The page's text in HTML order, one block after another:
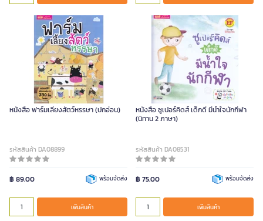
หนังสือ ฟาร์มเลี้ยงสัตว์หรรษา (ปกอ่อน)
รหัสสินค้า DA08899
฿ 89.00 พร้อมจัดส่ง
เพิ่มสินค้า
หนังสือ ซูเปอร์คิดส์ เด็กดี มีน้ำใจนักกีฬา
(นิทาน 2 ภาษา)
รหัสสินค้า DA08531
฿ 75.00 พร้อมจัดส่ง
เพิ่มสินค้า